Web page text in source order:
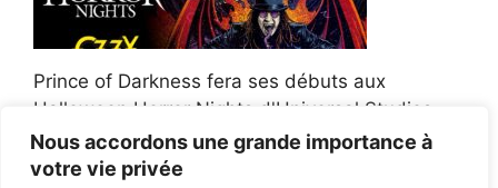
Nous accordons une grande importance à
votre vie privée
Prince of Darkness fera ses débuts aux
Halloween Horror Nights d'Universal Studios